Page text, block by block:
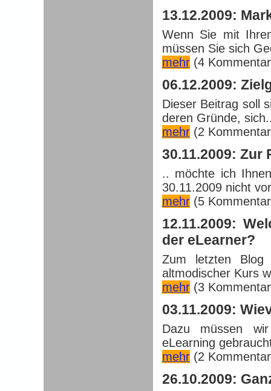
13.12.2009:
Wenn Sie mit
müssen Sie sich
mehr(4
06.12.2009:
Dieser Beitrag soll
deren Gründe,
mehr(2
30.11.2009: Zur
.. möchte ich
30.11.2009 nicht
mehr(5
12.11.2009:
der eLearner?
Zum letzten Blog
altmodischer Kurs
mehr(3
03.11.2009:
Dazu müssen
eLearning
mehr(2
26.10.2009: